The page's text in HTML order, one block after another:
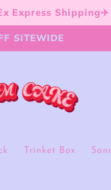
Express Shipping✈️
SITEWIDE
Trinket Box